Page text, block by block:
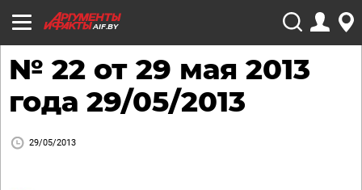
AIF.BY
№ 22 от 29 мая 2013
года 29/05/2013
29/05/2013